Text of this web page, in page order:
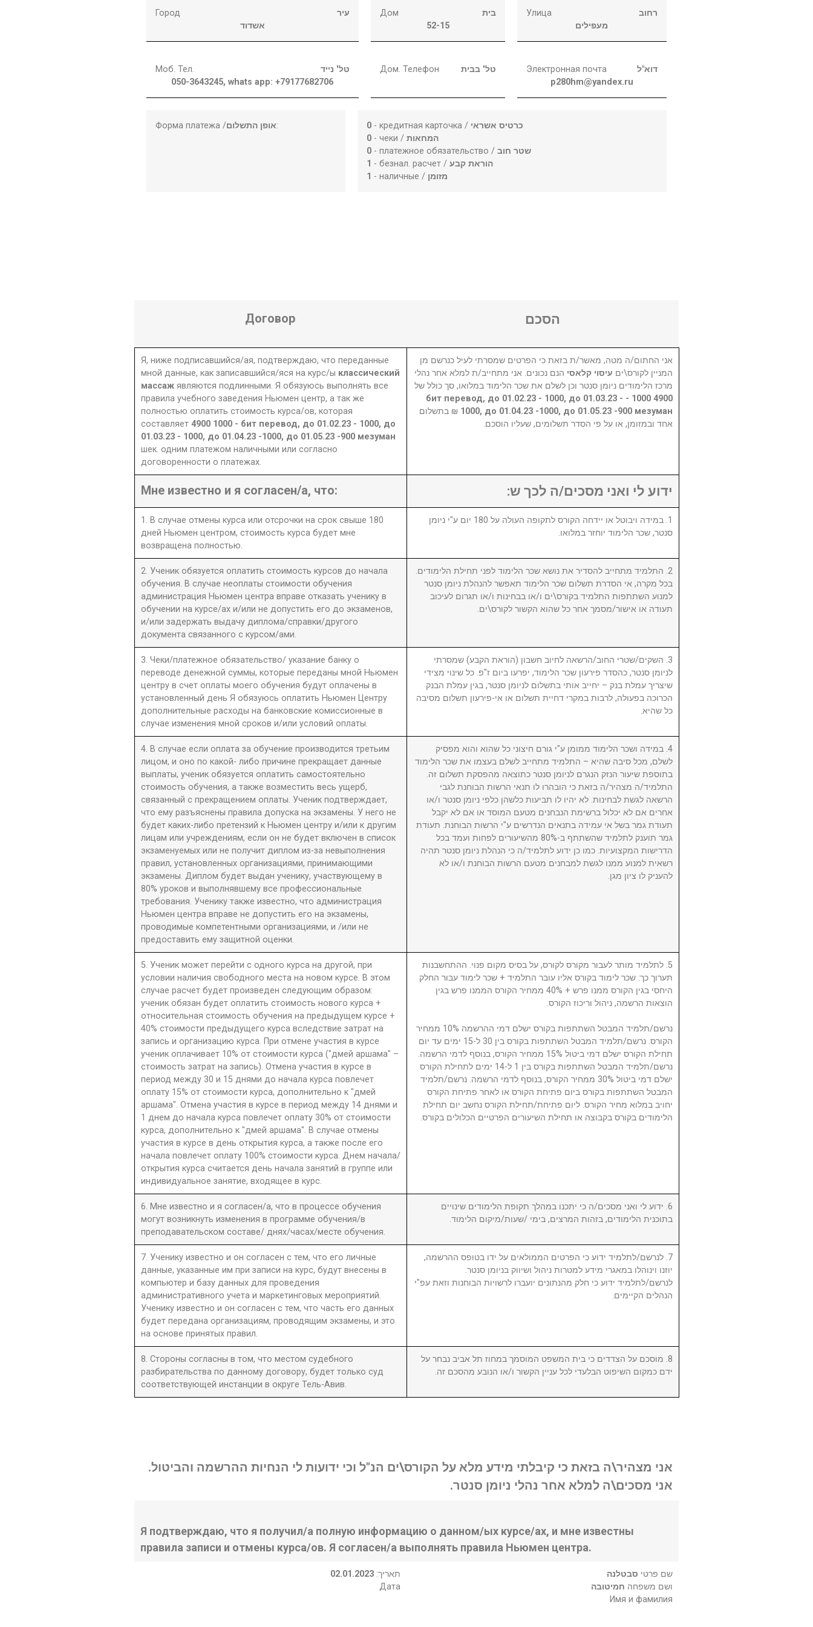
Город
עיר
אשדוד
Дом
בית
52-15
Улица
רחוב
מעפילים
Моб. Тел.
טל' נייד
050-3643245, whats app: +79177682706
Дом. Телефон טל' בבית Электронная почта
דוא"ל
p280hm@yandex.ru
Форма платежа /אופן התשלום: 0- кредитная карточка / כרטיס אשראי
0- чеки / המחאות
0- платежное обязательство / שטר חוב
1 - безнал. расчет / הוראת קבע
1 - наличные / מזומן
Договор הסכם
Я, ниже подписавшийся/ая, подтверждаю, что переданные
мной данные, как записавшийся/яся на курс/ы классический
массаж являются подлинными. Я обязуюсь выполнять все
правила учебного заведения Ньюмен центр, а так же
полностью оплатить стоимость курса/ов, которая
составляет 4900 1000 - бит перевод, до 01.02.23 - 1000, до
01.03.23 - 1000, до 01.04.23 -1000, до 01.05.23 -900 мезуман
шек. одним платежом наличными или согласно
договоренности о платежах.
אני החתום/ה מטה, מאשר/ת בזאת כי הפרטים שמסרתי לעיל כנרשם מן
המניין לקורס\ים עיסוי קלאסי הנם נכונים. אני מתחייב/ת למלא אחר נהלי
מרכז הלימודים ניומן סנטר וכן לשלם את שכר הלימוד במלואו, סך כולל של
4900 1000 - бит перевод, до 01.02.23 - 1000, до 01.03.23 -
1000, до 01.04.23 -1000, до 01.05.23 -900 мезуман ₪ בתשלום
אחד ובמזומן, או על פי הסדר תשלומים, שעליו הוסכם.
Мне известно и я согласен/а, что: ידוע לי ואני מסכים/ה לכך ש:
1. В случае отмены курса или отсрочки на срок свыше 180
дней Ньюмен центром, стоимость курса будет мне
возвращена полностью.
1. במידה ויבוטל או יידחה הקורס לתקופה העולה על 180 יום ע"י ניומן
סנטר, שכר הלימוד יוחזר במלואו.
2. Ученик обязуется оплатить стоимость курсов до начала
обучения. В случае неоплаты стоимости обучения
администрация Ньюмен центра вправе отказать ученику в
обучении на курсе/ах и/или не допустить его до экзаменов,
и/или задержать выдачу диплома/справки/другого
документа связанного с курсом/ами.
2. התלמיד מתחייב להסדיר את נושא שכר הלימוד לפני תחילת הלימודים.
בכל מקרה, אי הסדרת תשלום שכר הלימוד תאפשר להנהלת ניומן סנטר
למנוע השתתפות התלמיד בקורס\ים ו/או בבחינות ו/או תגרום לעיכוב
תעודה או אישור/מסמך אחר כל שהוא הקשור לקורס\ים.
3. Чеки/платежное обязательство/ указание банку о
переводе денежной суммы, которые переданы мной Ньюмен
центру в счет оплаты моего обучения будут оплачены в
установленный день Я обязуюсь оплатить Ньюмен Центру
дополнительные расходы на банковские комиссионные в
случае изменения мной сроков и/или условий оплаты.
3. השקים/שטרי החוב/הרשאה לחיוב חשבון (הוראת הקבע) שמסרתי
לניומן סנטר, כהסדר פירעון שכר הלימוד, יפרעו ביום ז"פ. כל שינוי מצידי
שיצריך עמלת בנק – יחייב אותי בתשלום לניומן סנטר, בגין עמלת הבנק
הכרוכה בפעולה, לרבות במקרי דחיית תשלום או אי-פירעון תשלום מסיבה
כל שהיא.
4. В случае если оплата за обучение производится третьим
лицом, и оно по какой- либо причине прекращает данные
выплаты, ученик обязуется оплатить самостоятельно
стоимость обучения, а также возместить весь ущерб,
связанный с прекращением оплаты. Ученик подтверждает,
что ему разъяснены правила допуска на экзамены. У него не
будет каких-либо претензий к Ньюмен центру и/или к другим
лицам или учреждениям, если он не будет включен в список
экзаменуемых или не получит диплом из-за невыполнения
правил, установленных организациями, принимающими
экзамены. Диплом будет выдан ученику, участвующему в
80% уроков и выполнявшему все профессиональные
требования. Ученику также известно, что администрация
Ньюмен центра вправе не допустить его на экзамены,
проводимые компетентными организациями, и /или не
предоставить ему защитной оценки.
4. במידה ושכר הלימוד ממומן ע"י גורם חיצוני כל שהוא והוא מפסיק
לשלם, מכל סיבה שהיא – התלמיד מתחייב לשלם בעצמו את שכר הלימוד
בתוספת שיעור הנזק הנגרם לניומן סנטר כתוצאה מהפסקת תשלום זה.
התלמיד/ה מצהיר/ה בזאת כי הובהרו לו תנאי הרשות הבוחנת לגבי
הרשאה לגשת לבחינות. לא יהיו לו תביעות כלשהן כלפי ניומן סנטר ו/או
אחרים אם לא יכלול ברשימת הנבחנים מטעם המוסד או אם לא יקבל
תעודת גמר בשל אי עמידה בתנאים הנדרשים ע"י הרשות הבוחנת. תעודת
גמר תוענק לתלמיד שהשתתף ב-80% מהשיעורים לפחות ועמד בכל
הדרישות המקצועיות. כמו כן ידוע לתלמיד/ה כי הנהלת ניומן סנטר תהיה
רשאית למנוע ממנו לגשת למבחנים מטעם הרשות הבוחנת ו/או לא
להעניק לו ציון מגן.
5. Ученик может перейти с одного курса на другой, при
условии наличия свободного места на новом курсе. В этом
случае расчет будет произведен следующим образом:
ученик обязан будет оплатить стоимость нового курса +
относительная стоимость обучения на предыдущем курсе +
40% стоимости предыдущего курса вследствие затрат на
запись и организацию курса. При отмене участия в курсе
ученик оплачивает 10% от стоимости курса ("дмей аршама" –
стоимость затрат на запись). Отмена участия в курсе в
период между 30 и 15 днями до начала курса повлечет
оплату 15% от стоимости курса, дополнительно к "дмей
аршама". Отмена участия в курсе в период между 14 днями и
1 днем до начала курса повлечет оплату 30% от стоимости
курса, дополнительно к "дмей аршама". В случае отмены
участия в курсе в день открытия курса, а также после его
начала повлечет оплату 100% стоимости курса. Днем начала/
открытия курса считается день начала занятий в группе или
индивидуальное занятие, входящее в курс.
5. לתלמיד מותר לעבור מקורס לקורס, על בסיס מקום פנוי. ההתחשבנות
תערוך כך: שכר לימוד בקורס אליו עובר התלמיד + שכר לימוד עבור החלק
היחסי בגין הקורס ממנו פרש + 40% ממחיר הקורס הממנו פרש בגין
הוצאות הרשמה, ניהול וריכוז הקורס.
נרשם/תלמיד המבטל השתתפות בקורס ישלם דמי ההרשמה 10% ממחיר
הקורס. נרשם/תלמיד המבטל השתתפות בקורס בין 30 ל-15 ימים עד יום
תחילת הקורס ישלם דמי ביטול 15% ממחיר הקורס, בנוסף לדמי הרשמה.
נרשם/תלמיד המבטל השתתפות בקורס בין 1 ל-14 ימים לתחילת הקורס
ישלם דמי ביטול 30% ממחיר הקורס, בנוסף לדמי הרשמה. נרשם/תלמיד
המבטל השתתפות בקורס ביום פתיחת הקורס או לאחר פתיחת הקורס
יחויב במלוא מחיר הקורס. ליום פתיחת/תחילת הקורס נחשב יום תחילת
הלימודים בקורס בקבוצה או תחילת השיעורים הפרטיים הכלולים בקורס.
6. Мне известно и я согласен/а, что в процессе обучения
могут возникнуть изменения в программе обучения/в
преподавательском составе/ днях/часах/месте обучения.
6. ידוע לי ואני מסכים/ה כי יתכנו במהלך תקופת הלימודים שינויים
בתוכנית הלימודים, בזהות המרצים, בימי /שעות/מיקום הלימוד.
7. Ученику известно и он согласен с тем, что его личные
данные, указанные им при записи на курс, будут внесены в
компьютер и базу данных для проведения
административного учета и маркетинговых мероприятий.
Ученику известно и он согласен с тем, что часть его данных
будет передана организациям, проводящим экзамены, и это
на основе принятых правил.
7. לנרשם/לתלמיד ידוע כי הפרטים הממולאים על ידו בטופס ההרשמה,
יוזנו וינוהלו במאגרי מידע למטרות ניהול ושיווק בניומן סנטר.
לנרשם/לתלמיד ידוע כי חלק מהנתונים יועברו לרשויות הבוחנות וזאת עפ"י
הנהלים הקיימים.
8. Стороны согласны в том, что местом судебного
разбирательства по данному договору, будет только суд
соответствующей инстанции в округе Тель-Авив.
8. מוסכם על הצדדים כי בית המשפט המוסמך במחוז תל אביב נבחר על
ידם כמקום השיפוט הבלעדי לכל עניין הקשור ו/או הנובע מהסכם זה.
אני מצהיר\ה בזאת כי קיבלתי מידע מלא על הקורס\ים הנ"ל וכי ידועות לי הנחיות ההרשמה והביטול.
אני מסכים\ה למלא אחר נהלי ניומן סנטר.
Я подтверждаю, что я получил/а полную информацию о данном/ых курсе/ах, и мне известны
правила записи и отмены курса/ов. Я согласен/а выполнять правила Ньюмен центра.
02.01.2023 :תאריך
Дата
שם פרטי סבטלנה
ושם משפחה חמיטובה
Имя и фамилия